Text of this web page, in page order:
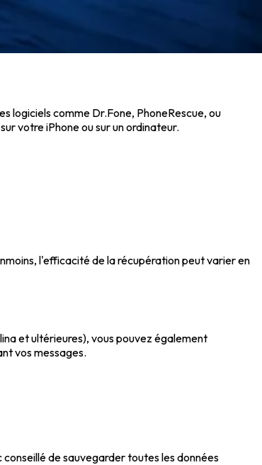
logiciels comme Dr.Fone, PhoneRescue, ou
votre iPhone ou sur un ordinateur.
l'efficacité de la récupération peut varier en
et ultérieures), vous pouvez également
vos messages.
de sauvegarder toutes les données